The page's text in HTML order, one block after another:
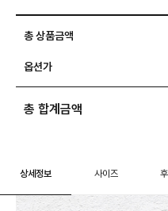
총 상품금액
옵션가
총 합계금액
상세정보 사이즈